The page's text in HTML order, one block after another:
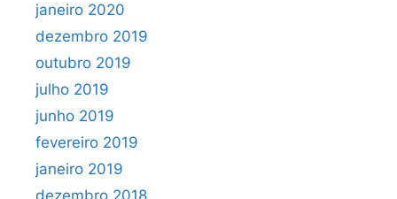
janeiro 2020
dezembro 2019
outubro 2019
julho 2019
junho 2019
fevereiro 2019
janeiro 2019